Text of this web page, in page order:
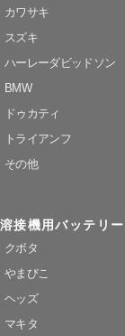
カワサキ
スズキ
ハーレーダビッドソン
BMW
ドゥカティ
トライアンフ
その他
溶接機用バッテリー
クボタ
やまびこ
ヘッズ
マキタ